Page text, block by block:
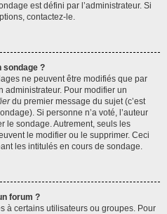
est défini par l’administrateur. Si
contactez-le.
sondage ?
ne peuvent être modifiés que par
administrateur. Pour modifier un
du premier message du sujet (c’est
Si personne n’a voté, l’auteur
le sondage. Autrement, seuls les
le modifier ou le supprimer. Ceci
les intitulés en cours de sondage.
forum ?
à certains utilisateurs ou groupes. Pour